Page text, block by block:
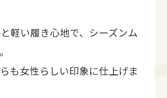
軽い履き心地で、シーズンム
も女性らしい印象に仕上げま